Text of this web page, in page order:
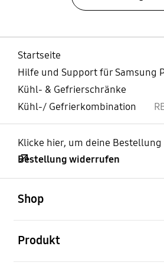
Startseite
Hilfe und Support für Samsung
Kühl- & Gefrierschränke
Kühl-/ Gefrierkombination
Klicke hier, um deine
Bestellung widerrufen
Shop
Produkt